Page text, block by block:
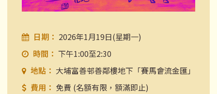
日期： 2026年1月19日(星期一)
時間： 下午1:00至2:30
地點： 大埔富善邨善鄰樓地下「賽馬會流金匯」
費用： 免費 (名額有限，額滿即止)